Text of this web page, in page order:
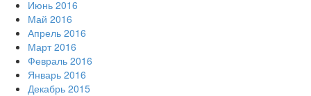
Июнь 2016
Май 2016
Апрель 2016
Март 2016
Февраль 2016
Январь 2016
Декабрь 2015